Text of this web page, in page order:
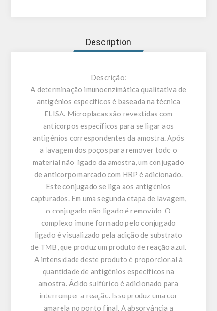
Description
Descrição:
A determinação imunoenzimática qualitativa de
antigénios específicos é baseada na técnica
ELISA. Microplacas são revestidas com
anticorpos específicos para se ligar aos
antigénios correspondentes da amostra. Após
a lavagem dos poços para remover todo o
material não ligado da amostra, um conjugado
de anticorpo marcado com HRP é adicionado.
Este conjugado se liga aos antigénios
capturados. Em uma segunda etapa de lavagem,
o conjugado não ligado é removido. O
complexo imune formado pelo conjugado
ligado é visualizado pela adição de substrato
de TMB, que produz um produto de reação azul.
A intensidade deste produto é proporcional à
quantidade de antigénios específicos na
amostra. Ácido sulfúrico é adicionado para
interromper a reação. Isso produz uma cor
amarela no ponto final. A absorvância a